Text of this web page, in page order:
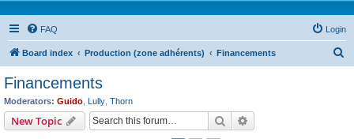
FAQ Login
Board index Production (zone adhérents) Financements
Financements
Moderators: Guido Lully Thorn
New Topic Search